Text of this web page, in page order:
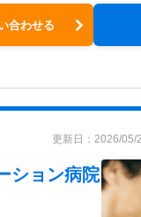
合わせる
更新日：2026/
ション病院